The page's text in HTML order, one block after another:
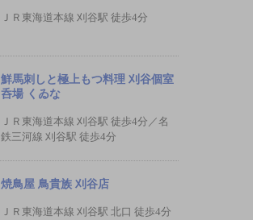
ＪＲ東海道本線 刈谷駅 徒歩4分
鮮馬刺しと極上もつ料理 刈谷個室
呑場 くゐな
ＪＲ東海道本線 刈谷駅 徒歩4分／名
鉄三河線 刈谷駅 徒歩4分
焼鳥屋 鳥貴族 刈谷店
ＪＲ東海道本線 刈谷駅 北口 徒歩4分